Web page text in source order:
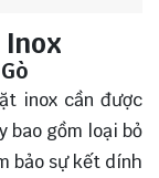
Inox
inox cần được
bao gồm loại bỏ
bảo sự kết dính